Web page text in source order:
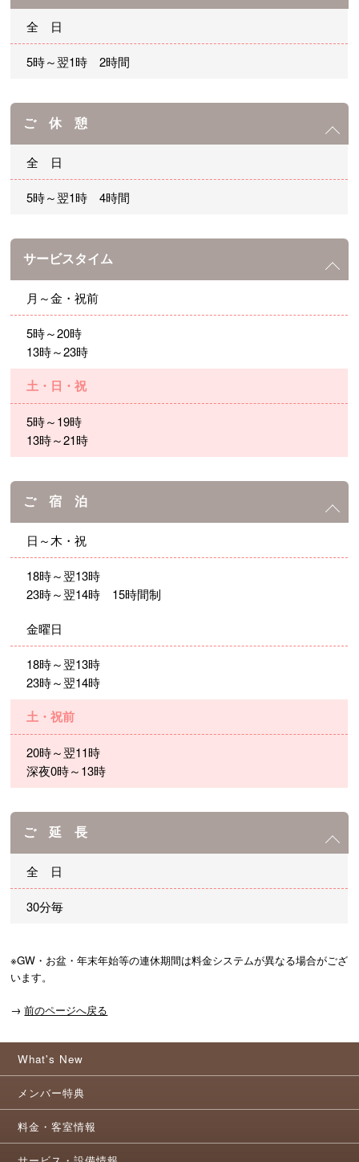
全 日
5時～翌1時 2時間
ご 休 憩
全 日
5時～翌1時 4時間
サービスタイム
月～金・祝前
5時～20時
13時～23時
土・日・祝
5時～19時
13時～21時
ご 宿 泊
日～木・祝
18時～翌13時
23時～翌14時 15時間制
金曜日
18時～翌13時
23時～翌14時
土・祝前
20時～翌11時
深夜0時～13時
ご 延 長
全 日
30分毎
※GW・お盆・年末年始等の連休期間は料金システムが異なる場合がござ
→ 前のページへ戻る
What's New
メンバー特典
料金・客室情報